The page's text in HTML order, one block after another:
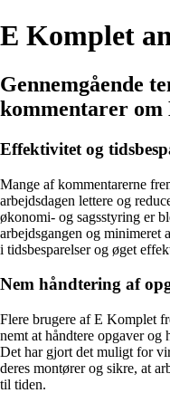
E Komplet
Gennemgående
kommentarer
Effektivitet og
Mange af kommentarerne
arbejdsdagen lettere og
økonomi- og sagsstyring er
arbejdsgangen og minimeret
i tidsbesparelser og øget
Nem håndtering af
Flere brugere af E Komplet
nemt at håndtere opgaver og
Det har gjort det muligt for
deres montører og sikre, at
til tiden.